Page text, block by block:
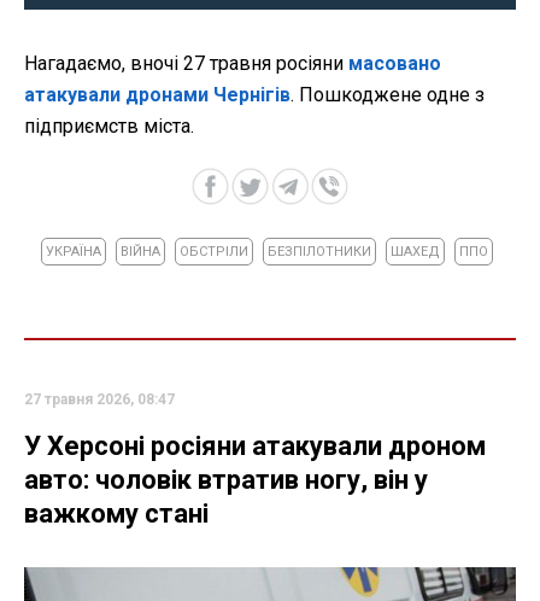
Нагадаємо, вночі 27 травня росіяни масовано
атакували дронами Чернігів. Пошкоджене одне з
підприємств міста.
УКРАЇНА ВІЙНА ОБСТРІЛИ БЕЗПІЛОТНИКИ ШАХЕД ППО
27 травня 2026, 08:47
У Херсоні росіяни атакували дроном
авто: чоловік втратив ногу, він у
важкому стані